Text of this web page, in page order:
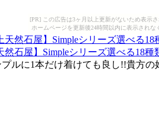
[PR] この広告は3ヶ月以上更新がないため表示さ
ホームページを更新後24時間以内に表示されな
】Simpleシリーズ選べる18種類
ルに1本だけ着けても良し!!貴方